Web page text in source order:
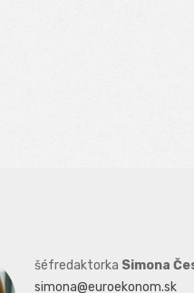
šéfredaktorka Simona
simona@euroekonom.sk